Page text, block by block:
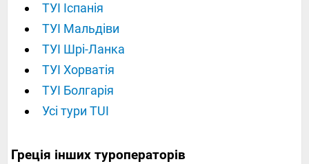
ТУІ Іспанія
ТУІ Мальдіви
ТУІ Шрі-Ланка
ТУІ Хорватія
ТУІ Болгарія
Усі тури TUI
Греція інших туроператорів